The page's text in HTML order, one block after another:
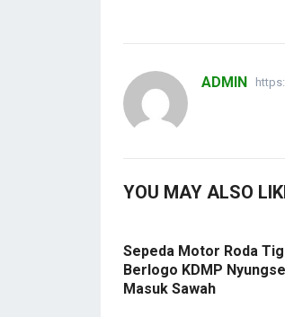
ADMIN
YOU MAY ALSO
Sepeda Motor Roda
Berlogo KDMP
Masuk Sawah